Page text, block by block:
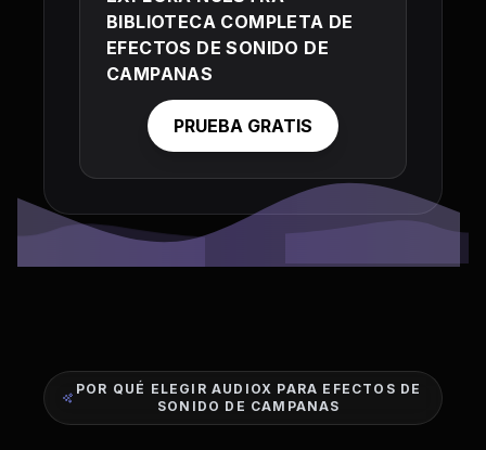
BIBLIOTECA COMPLETA DE
EFECTOS DE SONIDO DE
CAMPANAS
PRUEBA GRATIS
POR QUÉ ELEGIR AUDIOX PARA EFECTOS DE
SONIDO DE CAMPANAS